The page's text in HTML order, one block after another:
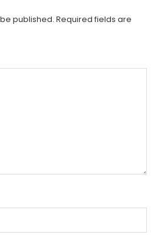
published. Required fields are